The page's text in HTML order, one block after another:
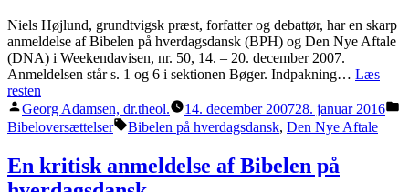
DNA
og
BPH
Niels Højlund, grundtvigsk præst, forfatter og debattør, har en skarp
anmeldelse af Bibelen på hverdagsdansk (BPH) og Den Nye Aftale
(DNA) i Weekendavisen, nr. 50, 14. – 20. december 2007.
Anmeldelsen står s. 1 og 6 i sektionen Bøger. Indpakning… Læs
resten
Posted
by
Georg Adamsen, dr.theol. 14. december 200728. januar 2016
Bibeloversættelser Tags:
Bibelen på hverdagsdansk, Den Nye Aftale
En kritisk anmeldelse af Bibelen på